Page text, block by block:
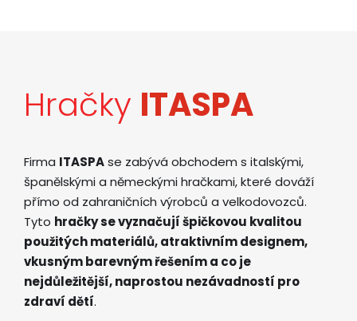
Hračky ITASPA
Firma ITASPAse zabývá obchodem s italskými,
španělskými a německými hračkami, které dováží
přímo od zahraničních výrobců a velkodovozců.
Tyto hračky se vyznačují špičkovou kvalitou
použitých materiálů, atraktivním designem,
vkusným barevným řešením a co je
nejdůležitější, naprostou nezávadností pro
zdraví dětí.